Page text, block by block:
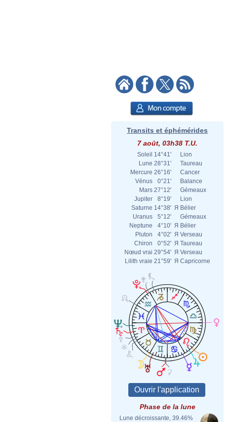
Transits et éphémérides
7 août, 03h38 T.U.
Soleil 14°41'
Lion
Lune 28°31'
Taureau
Mercure 26°16'
Cancer
Vénus
0°21'
Balance
Mars 27°12'
Gémeaux
Jupiter
8°19'
Lion
Saturne 14°38' Я Bélier
Uranus
5°12'
Gémeaux
Neptune
4°10' Я Bélier
Pluton
4°02' Я Verseau
Chiron
0°52' Я Taureau
Nœud vrai 29°54' Я Verseau
Lilith vraie 21°59' Я Capricorne
Phase de la lune
Lune décroissante, 39.46%